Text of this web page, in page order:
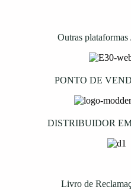
Outras
PONTO DE
DISTRIBUIDOR
Livro de